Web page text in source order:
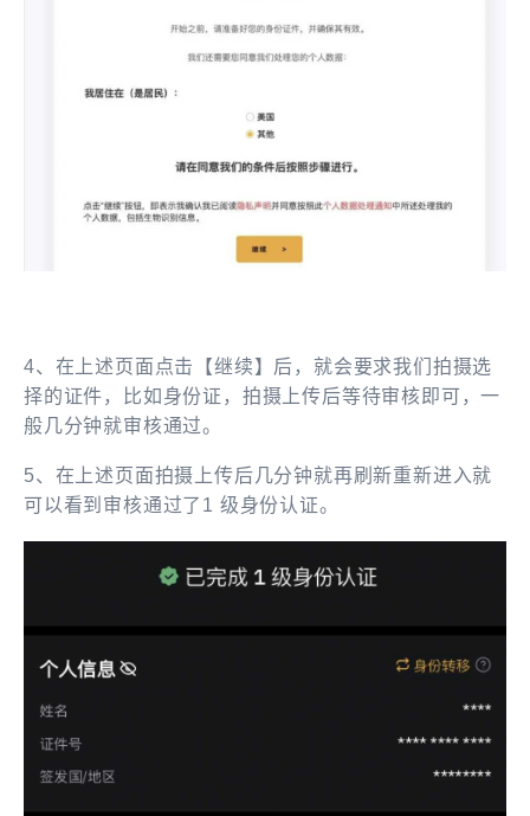
4、在上述页面点击【继续】后，就会要求我们拍摄选
择的证件，比如身份证，拍摄上传后等待审核即可，一
般几分钟就审核通过。
5、在上述页面拍摄上传后几分钟就再刷新重新进入就
可以看到审核通过了1 级身份认证。